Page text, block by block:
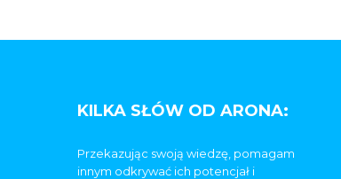
KILKA SŁÓW OD ARONA:
Przekazując swoją wiedzę, pomagam
innym odkrywać ich potencjał i